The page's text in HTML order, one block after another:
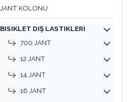
JANT KOLONU
BISIKLET DIŞ LASTIKLERI
700 JANT
12 JANT
14 JANT
16 JANT